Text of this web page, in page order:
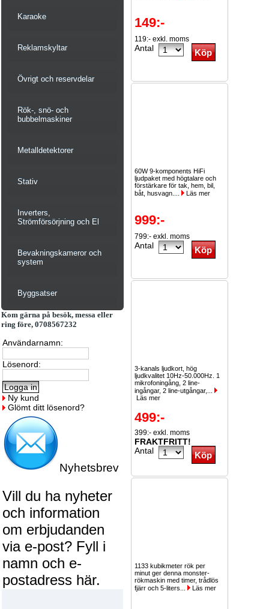
Karaoke
Reklamskyltar
Övrigt och reservdelar
Rök-, snö- och
bubbelmaskiner
Metalldetektorer
Stativ
Inverters,
Strömförsörjning och El
Bevakningskameror och
system
Byggsatser
Kom gärna på besök, messa eller
ring före, 0708567232
Användarnamn:
Lösenord:
Ny kund
Glömt ditt lösenord?
Nyhetsbrev
Vill du ha nyheter
och information
om erbjudanden
via e-post? Fyll i
namn och e-
postadress här.
149:-
119:- exkl. moms
Antal
60W 9-komponents HiFi
ljudpaket med högtalare och
förstärkare för tak, hem, bil,
båt, husvagn....
Läs mer
999:-
799:- exkl. moms
Antal
3-kanals ljudkort, hög
ljudkvalitet 10Hz-50.000Hz. 1
mikrofoningång, 2 line-
ingångar, 2 line-utgångar,...
Läs mer
499:-
399:- exkl. moms
FRAKTFRITT!
Antal
1133 kubikmeter rök per
minut ger denna monster-
rökmaskin med timer, trådlös
fjärr och 5-liters...
Läs mer